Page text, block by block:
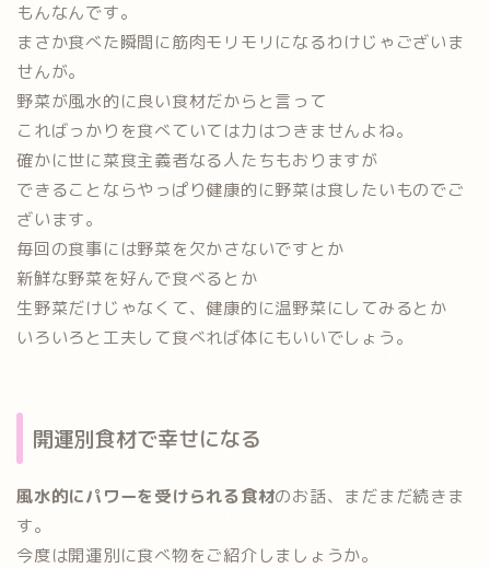
もんなんです。
まさか食べた瞬間に筋肉モリモリになるわけじゃございま
せんが。
野菜が風水的に良い食材だからと言って
こればっかりを食べていては力はつきませんよね。
確かに世に菜食主義者なる人たちもおりますが
できることならやっぱり健康的に野菜は食したいものでご
ざいます。
毎回の食事には野菜を欠かさないですとか
新鮮な野菜を好んで食べるとか
生野菜だけじゃなくて、健康的に温野菜にしてみるとか
いろいろと工夫して食べれば体にもいいでしょう。
開運別食材で幸せになる
風水的にパワーを受けられる食材のお話、まだまだ続きま
す。
今度は開運別に食べ物をご紹介しましょうか。